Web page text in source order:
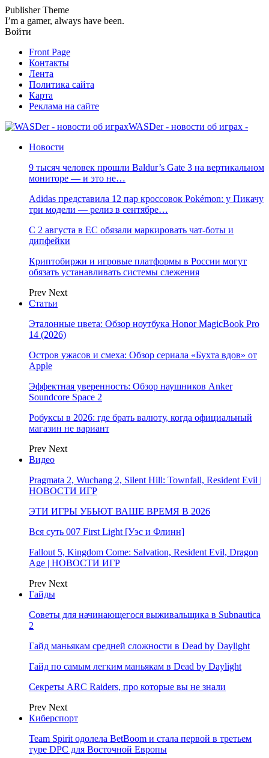
Publisher Theme
I’m a gamer, always have been.
Войти
Front Page
Контакты
Лента
Политика сайта
Карта
Реклама на сайте
WASDer - новости об играх -
Новости
9 тысяч человек прошли Baldur’s Gate 3 на вертикальном
мониторе — и это не…
Adidas представила 12 пар кроссовок Pokémon: у Пикачу
три модели — релиз в сентябре…
С 2 августа в ЕС обязали маркировать чат-боты и
дипфейки
Криптобиржи и игровые платформы в России могут
обязать устанавливать системы слежения
Prev Next
Статьи
Эталонные цвета: Обзор ноутбука Honor MagicBook Pro
14 (2026)
Остров ужасов и смеха: Обзор сериала «Бухта вдов» от
Apple
Эффектная уверенность: Обзор наушников Anker
Soundcore Space 2
Робуксы в 2026: где брать валюту, когда официальный
магазин не вариант
Prev Next
Видео
Pragmata 2, Wuchang 2, Silent Hill: Townfall, Resident Evil |
НОВОСТИ ИГР
ЭТИ ИГРЫ УБЬЮТ ВАШЕ ВРЕМЯ В 2026
Вся суть 007 First Light [Уэс и Флинн]
Fallout 5, Kingdom Come: Salvation, Resident Evil, Dragon
Age | НОВОСТИ ИГР
Prev Next
Гайды
Советы для начинающегося выживальщика в Subnautica
2
Гайд маньякам средней сложности в Dead by Daylight
Гайд по самым легким маньякам в Dead by Daylight
Секреты ARC Raiders, про которые вы не знали
Prev Next
Киберспорт
Team Spirit одолела BetBoom и стала первой в третьем
туре DPC для Восточной Европы